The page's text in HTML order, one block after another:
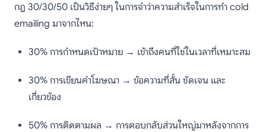
กฎ 30/30/50 เป็นวิธีง่ายๆ ในการจำว่าความสำเร็จในการทำ cold
emailing มาจากไหน:
30% การกำหนดเป้าหมาย → เข้าถึงคนที่ใช่ในเวลาที่เหมาะสม
30% การเขียนคำโฆษณา → ข้อความที่สั้น ชัดเจน และ
เกี่ยวข้อง
50% การติดตามผล → การตอบกลับส่วนใหญ่มาหลังจากการ